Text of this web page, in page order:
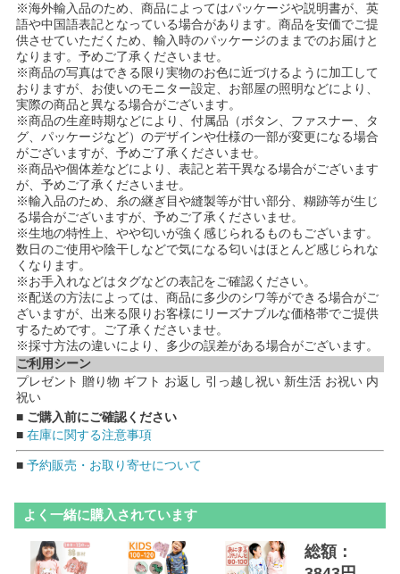
※海外輸入品のため、商品によってはパッケージや説明書が、英
語や中国語表記となっている場合があります。商品を安価でご提
供させていただくため、輸入時のパッケージのままでのお届けと
なります。予めご了承くださいませ。
※商品の写真はできる限り実物のお色に近づけるように加工して
おりますが、お使いのモニター設定、お部屋の照明などにより、
実際の商品と異なる場合がございます。
※商品の生産時期などにより、付属品（ボタン、ファスナー、タ
グ、パッケージなど）のデザインや仕様の一部が変更になる場合
がございますが、予めご了承くださいませ。
※商品や個体差などにより、表記と若干異なる場合がございます
が、予めご了承くださいませ。
※輸入品のため、糸の継ぎ目や縫製等が甘い部分、糊跡等が生じ
る場合がございますが、予めご了承くださいませ。
※生地の特性上、やや匂いが強く感じられるものもございます。
数日のご使用や陰干しなどで気になる匂いはほとんど感じられな
くなります。
※お手入れなどはタグなどの表記をご確認ください。
※配送の方法によっては、商品に多少のシワ等ができる場合がご
ざいますが、出来る限りお客様にリーズナブルな価格帯でご提供
するためです。ご了承くださいませ。
※採寸方法の違いにより、多少の誤差がある場合がございます。
ご利用シーン
プレゼント 贈り物 ギフト お返し 引っ越し祝い 新生活 お祝い 内
祝い
■ ご購入前にご確認ください
■ 在庫に関する注意事項
■ 予約販売・お取り寄せについて